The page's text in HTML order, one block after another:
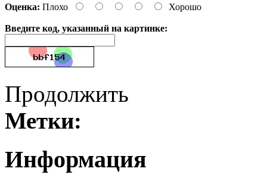
Оценка: Плохо Хорошо
Введите код, указанный на картинке:
Продолжить
Метки:
Информация